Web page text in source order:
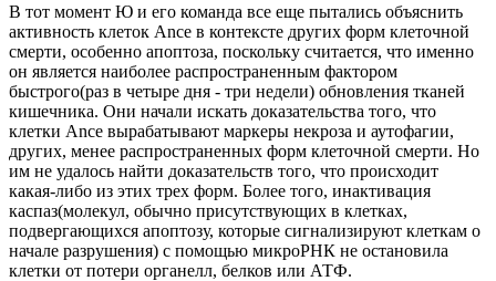
В тот момент Ю и его команда все еще пытались объяснить
активность клеток Ance в контексте других форм клеточной
смерти, особенно апоптоза, поскольку считается, что именно
он является наиболее распространенным фактором
быстрого(раз в четыре дня - три недели) обновления тканей
кишечника. Они начали искать доказательства того, что
клетки Ance вырабатывают маркеры некроза и аутофагии,
других, менее распространенных форм клеточной смерти. Но
им не удалось найти доказательств того, что происходит
какая-либо из этих трех форм. Более того, инактивация
каспаз(молекул, обычно присутствующих в клетках,
подвергающихся апоптозу, которые сигнализируют клеткам о
начале разрушения) с помощью микроРНК не остановила
клетки от потери органелл, белков или АТФ.